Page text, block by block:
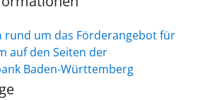
rund um das Förderangebot für
auf den Seiten der
Baden-Württemberg